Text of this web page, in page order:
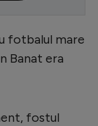
fotbalul mare
Banat era
fostul